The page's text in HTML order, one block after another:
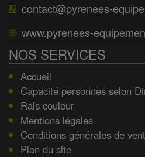
contact@pyrenees-
www.pyrenees-
NOS SERVICES
Accueil
Capacité personnes selon
Rals couleur
Mentions légales
Conditions générales de
Plan du site